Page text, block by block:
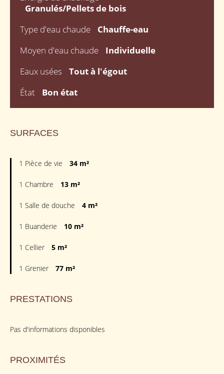
Granulés/Pellets de bois
Type d'eau chaude
Chauffe-eau
Moyen d'eau chaude
Individuelle
Eaux usées
Tout à l'égout
État
Bon état
SURFACES
1 Pièce de vie 34 m²
1 Chambre 13 m²
1 Salle de douche 4 m²
1 Buanderie 10 m²
1 Cellier 5 m²
1 Grenier 77 m²
PRESTATIONS
Pas d'informations disponibles
PROXIMITÉS